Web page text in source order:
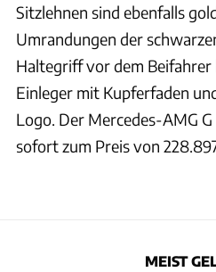
Sitzlehnen sind ebenfalls
Umrandungen der
Haltegriff vor dem Beifahrer
Einleger mit Kupferfaden
Logo. Der Mercedes-AMG
sofort zum Preis von
MEIST